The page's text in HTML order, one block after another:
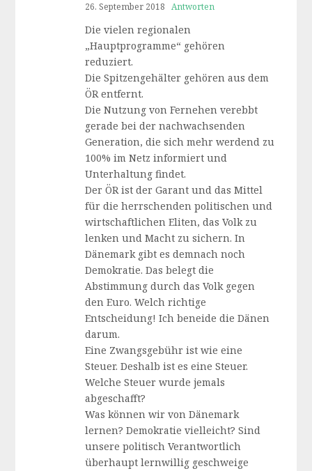
26. September 2018 Antworten
Die vielen regionalen
„Hauptprogramme“ gehören
reduziert.
Die Spitzengehälter gehören aus dem
ÖR entfernt.
Die Nutzung von Fernehen verebbt
gerade bei der nachwachsenden
Generation, die sich mehr werdend zu
100% im Netz informiert und
Unterhaltung findet.
Der ÖR ist der Garant und das Mittel
für die herrschenden politischen und
wirtschaftlichen Eliten, das Volk zu
lenken und Macht zu sichern. In
Dänemark gibt es demnach noch
Demokratie. Das belegt die
Abstimmung durch das Volk gegen
den Euro. Welch richtige
Entscheidung! Ich beneide die Dänen
darum.
Eine Zwangsgebühr ist wie eine
Steuer. Deshalb ist es eine Steuer.
Welche Steuer wurde jemals
abgeschafft?
Was können wir von Dänemark
lernen? Demokratie vielleicht? Sind
unsere politisch Verantwortlich
überhaupt lernwillig geschweige